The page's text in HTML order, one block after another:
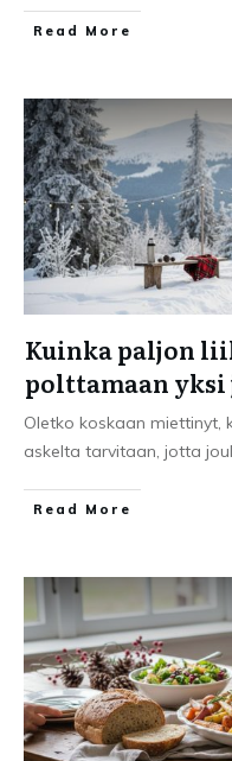
Read More
Kuinka paljon
polttamaan
Oletko koskaan miettinyt,
askelta tarvitaan, jotta
Read More